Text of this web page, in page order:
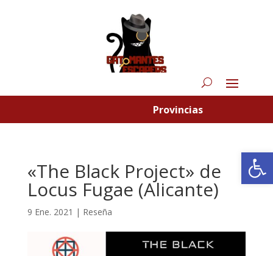
Provincias
«The Black Project» de
Locus Fugae (Alicante)
9 Ene. 2021 | Reseña